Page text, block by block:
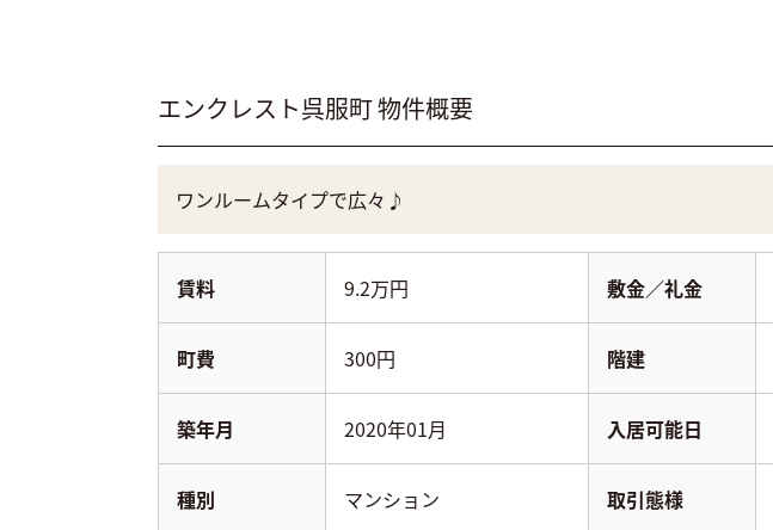
エンクレスト呉服町物件概要
ワンルームタイプで広々♪
賃料 9.2万円 敷金／礼金
町費 300円 階建
築年月 2020年01月 入居可能日
種別 マンション 取引態様